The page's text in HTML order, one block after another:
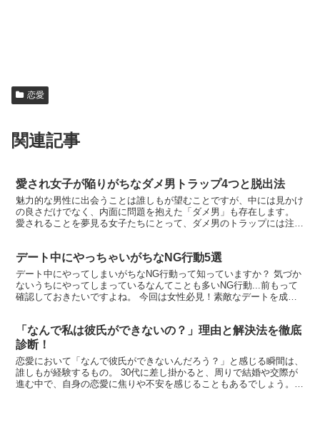
恋愛
関連記事
愛され女子が陥りがちなダメ男トラップ4つと脱出法
魅力的な男性に出会うことは誰しもが望むことですが、中には見かけ
の良さだけでなく、内面に問題を抱えた「ダメ男」も存在します。
愛されることを夢見る女子たちにとって、ダメ男のトラップには注意
葉に惑わされず、幸せな恋愛を築くための知識を身につけましょう！
デート中にやっちゃいがちなNG行動5選
デート中にやってしまいがちなNG行動って知っていますか？ 気づか
ないうちにやってしまっているなんてことも多いNG行動...前もって
確認しておきたいですよね。 今回は女性必見！素敵なデートを成功
「なんで私は彼氏ができないの？」理由と解決法を徹底
診断！
恋愛において「なんで彼氏ができないんだろう？」と感じる瞬間は、
誰しもが経験するもの。 30代に差し掛かると、周りで結婚や交際が
進む中で、自身の恋愛に焦りや不安を感じることもあるでしょう。